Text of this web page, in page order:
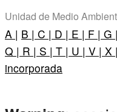
Unidad de Medio
A | B | C | D | E | F | G |
Q | R | S | T | U | V | X |
incorporada